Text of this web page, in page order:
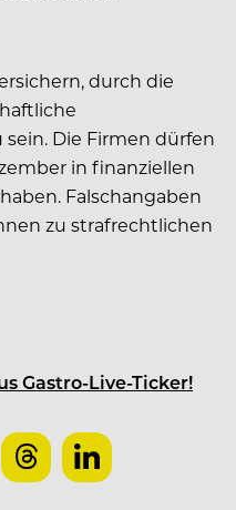
durch die
Die Firmen dürfen
in finanziellen
Falschangaben
zu strafrechtlichen
Gastro-Live-Ticker!